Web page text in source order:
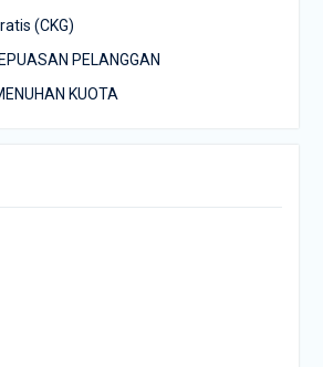
(CKG)
PELANGGAN
KUOTA